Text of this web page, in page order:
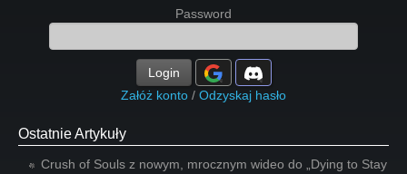
Password
Login
Załóż konto / Odzyskaj hasło
Ostatnie Artykuły
Crush of Souls z nowym, mrocznym wideo do „Dying to Stay